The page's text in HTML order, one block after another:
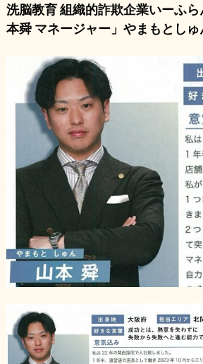
洗脳教育 組織的詐欺企業いーふ
本舜 マネージャー」やまもとしゅ